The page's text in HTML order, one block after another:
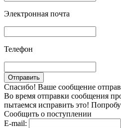
Электронная почта
Телефон
Спасибо! Ваше сообщение
Во время отправки сообщения
пытаемся исправить это!
Сообщить о поступлении
E-mail: